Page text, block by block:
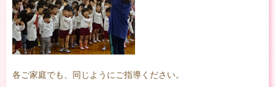
各ご家庭でも、同じようにご指導ください。